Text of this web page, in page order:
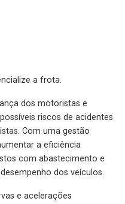
a frota.
dos motoristas e
riscos de acidentes
Com uma gestão
a eficiência
com abastecimento e
dos veículos.
e acelerações